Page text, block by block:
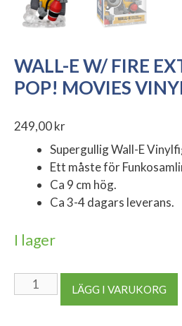
WALL-E W/ FIRE
POP! MOVIES
249,00kr
Supergullig Wall-E
Ett måste för
Ca 9 cm hög.
Ca 3-4 dagars leverans.
I lager
Wall-
E
LÄGG I VARUKORG